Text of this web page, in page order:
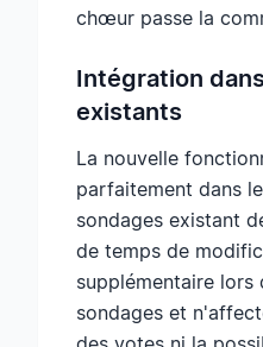
chœur passe la
Intégration
existants
La nouvelle
parfaitement dans
sondages existant
de temps de
supplémentaire lors
sondages et